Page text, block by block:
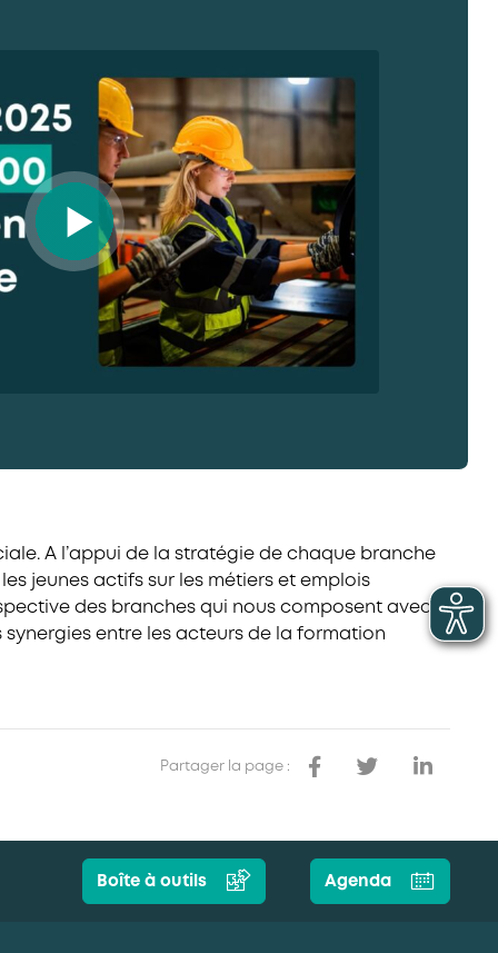
A l’appui de la stratégie de chaque branche
jeunes actifs sur les métiers et emplois
des branches qui nous composent avec
synergies entre les acteurs de la formation
Partager la page :
Boîte à outils Agenda